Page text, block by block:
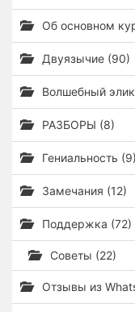
Об основном
Двуязычие (90)
Волшебный
РАЗБОРЫ (8)
Гениальность (9)
Замечания (12)
Поддержка (72)
Советы (22)
Отзывы из